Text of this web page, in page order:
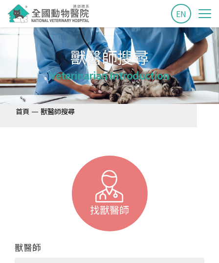
EN
獸醫師搜尋
Veterinarian Introduction
首頁 — 獸醫師搜尋
找獸醫師
獸醫師